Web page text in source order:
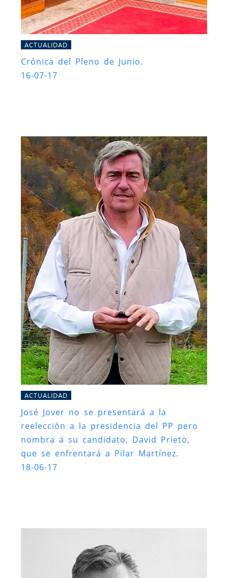
ACTUALIDAD
Crónica del Pleno de Junio.
16-07-17
ACTUALIDAD
José Jover no se presentará a la
reelección a la presidencia del PP pero
nombra a su candidato, David Prieto,
que se enfrentará a Pilar Martínez.
18-06-17